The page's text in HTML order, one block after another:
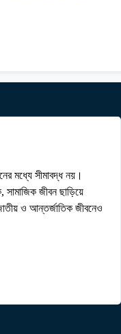
মধ্যে সীমাবদ্ধ নয়।
সামাজিক জীবন ছাড়িয়ে
ও আন্তর্জাতিক জীবনেও